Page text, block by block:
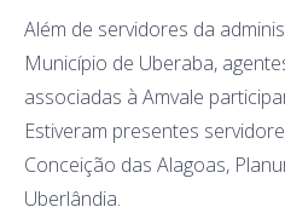
Além de servidores da
Município de Uberaba,
associadas à Amvale
Estiveram presentes
Conceição das Alagoas,
Uberlândia.